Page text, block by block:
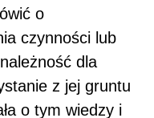
o
czynności lub
dla
z jej gruntu
o tym wiedzy i